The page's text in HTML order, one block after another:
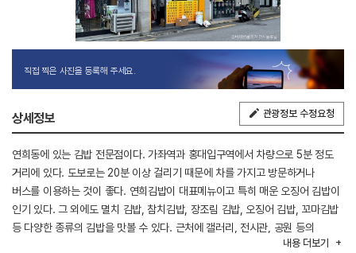
직접 찍은 사진을 등록해 주세요.
상세정보 관광정보 수정요청
연희동에 있는 김밥 전문점이다. 가좌역과 홍대입구역에서 차량으로 5분 정도
거리에 있다. 도보로는 20분 이상 걸리기 때문에 차를 가지고 방문하거나
버스를 이용하는 것이 좋다. 연희김밥이 대표메뉴이고 특히 매운 오징어 김밥이
인기 있다. 그 외에도 멸치 김밥, 참치김밥, 장조림 김밥, 오징어 김밥, 꼬마김밥
등 다양한 종류의 김밥을 맛볼 수 있다. 근처에 갤러리, 전시관, 공원 등의
문화공간이 많아서 둘러보기 좋고 연세대학교, 서강대학교, 이화여자대학교
내용 더보기